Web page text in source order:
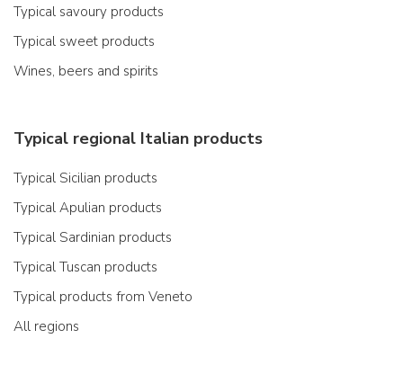
Typical savoury products
Typical sweet products
Wines, beers and spirits
Typical regional Italian products
Typical Sicilian products
Typical Apulian products
Typical Sardinian products
Typical Tuscan products
Typical products from Veneto
All regions